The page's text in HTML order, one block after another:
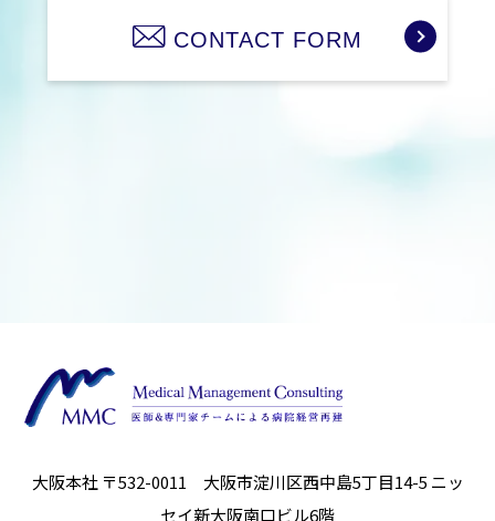
CONTACT FORM
大阪本社 〒532-0011 大阪市淀川区西中島5丁目14-5 ニッ
セイ新大阪南口ビル6階